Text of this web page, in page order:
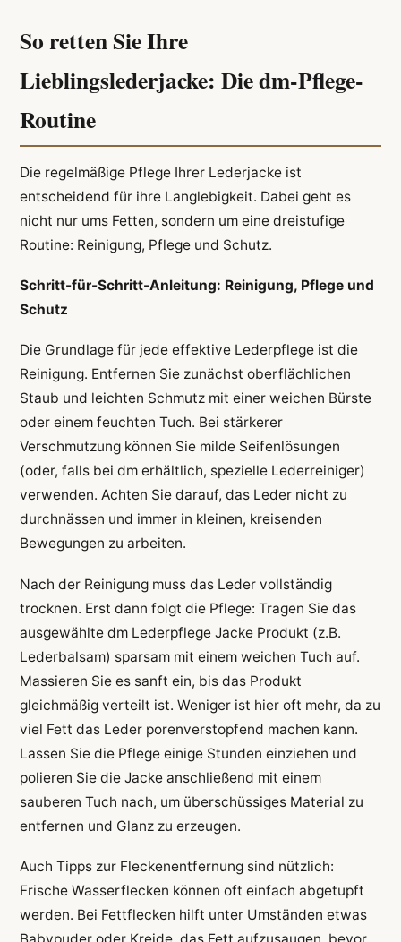
So retten Sie Ihre
Lieblingslederjacke: Die dm-Pflege-
Routine
Die regelmäßige Pflege Ihrer Lederjacke ist
entscheidend für ihre Langlebigkeit. Dabei geht es
nicht nur ums Fetten, sondern um eine dreistufige
Routine: Reinigung, Pflege und Schutz.
Schritt-für-Schritt-Anleitung: Reinigung, Pflege und
Schutz
Die Grundlage für jede effektive Lederpflege ist die
Reinigung. Entfernen Sie zunächst oberflächlichen
Staub und leichten Schmutz mit einer weichen Bürste
oder einem feuchten Tuch. Bei stärkerer
Verschmutzung können Sie milde Seifenlösungen
(oder, falls bei dm erhältlich, spezielle Lederreiniger)
verwenden. Achten Sie darauf, das Leder nicht zu
durchnässen und immer in kleinen, kreisenden
Bewegungen zu arbeiten.
Nach der Reinigung muss das Leder vollständig
trocknen. Erst dann folgt die Pflege: Tragen Sie das
ausgewählte dm Lederpflege Jacke Produkt (z.B.
Lederbalsam) sparsam mit einem weichen Tuch auf.
Massieren Sie es sanft ein, bis das Produkt
gleichmäßig verteilt ist. Weniger ist hier oft mehr, da zu
viel Fett das Leder porenverstopfend machen kann.
Lassen Sie die Pflege einige Stunden einziehen und
polieren Sie die Jacke anschließend mit einem
sauberen Tuch nach, um überschüssiges Material zu
entfernen und Glanz zu erzeugen.
Auch Tipps zur Fleckenentfernung sind nützlich:
Frische Wasserflecken können oft einfach abgetupft
werden. Bei Fettflecken hilft unter Umständen etwas